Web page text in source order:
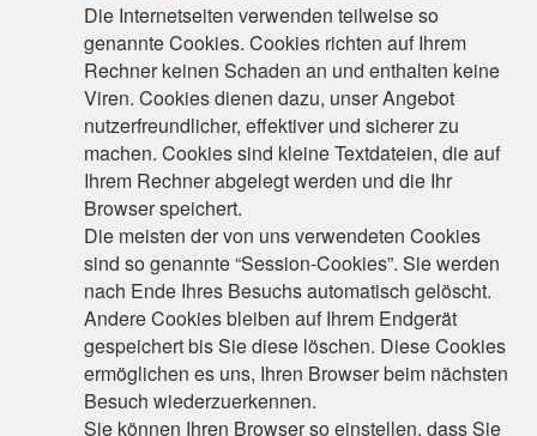
Die Internetseiten verwenden teilweise so
genannte Cookies. Cookies richten auf Ihrem
Rechner keinen Schaden an und enthalten keine
Viren. Cookies dienen dazu, unser Angebot
nutzerfreundlicher, effektiver und sicherer zu
machen. Cookies sind kleine Textdateien, die auf
Ihrem Rechner abgelegt werden und die Ihr
Browser speichert.
Die meisten der von uns verwendeten Cookies
sind so genannte “Session-Cookies”. Sie werden
nach Ende Ihres Besuchs automatisch gelöscht.
Andere Cookies bleiben auf Ihrem Endgerät
gespeichert bis Sie diese löschen. Diese Cookies
ermöglichen es uns, Ihren Browser beim nächsten
Besuch wiederzuerkennen.
Sie können Ihren Browser so einstellen, dass Sie